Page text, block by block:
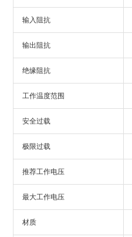
输入阻抗
输出阻抗
绝缘阻抗
工作温度范围
安全过载
极限过载
推荐工作电压
最大工作电压
材质